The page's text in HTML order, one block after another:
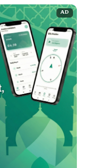
AD